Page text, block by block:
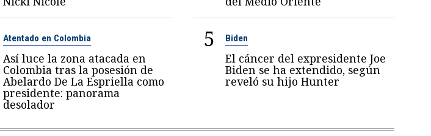
Atentado en Colombia
Así luce la zona atacada en
Colombia tras la posesión de
Abelardo De La Espriella como
presidente: panorama
desolador
5 Biden
El cáncer del expresidente Joe
Biden se ha extendido, según
reveló su hijo Hunter